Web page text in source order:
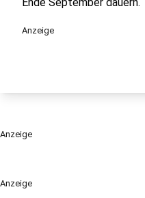
Anzeige
Anzeige
Anzeige